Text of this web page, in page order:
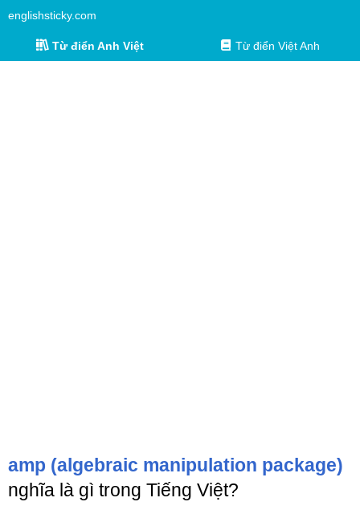
englishsticky.com
Từ điển Anh Việt Từ điển Việt Anh
amp (algebraic manipulation package)
nghĩa là gì trong Tiếng Việt?